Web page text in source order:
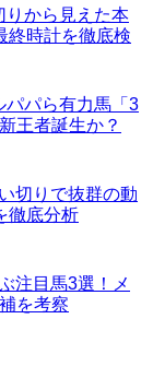
りから見えた本
終時計を徹底検
パパら有力馬「3
王者誕生か？
切りで抜群の動
徹底分析
注目馬3選！メ
を考察